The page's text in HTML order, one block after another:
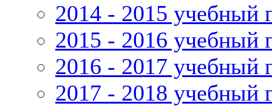
2014 - 2015 учебный
2015 - 2016 учебный
2016 - 2017 учебный
2017 - 2018 учебный